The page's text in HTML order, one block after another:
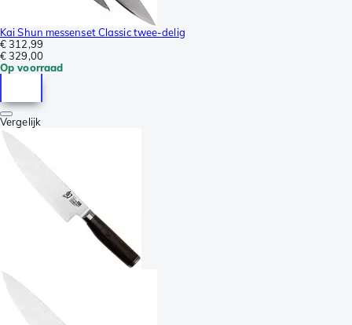
Kai Shun messenset Classic twee-delig
€ 312,99
€ 329,00
Op voorraad
Vergelijk